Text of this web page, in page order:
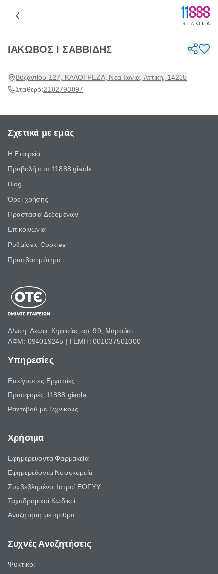
ΙΑΚΩΒΟΣ Ι ΣΑΒΒΙΔΗΣ
Βυζαντίου 127, ΚΑΛΟΓΡΕΖΑ, Νεα Ιωνια, Αττικη, 14235
Σταθερό:2102793097
Σχετικά με εμάς
Η Εταιρεία
Προβολή στο 11888 giaola
Blog
Όροι χρήσης
Προστασία Δεδομένων
Επικοινωνία
Ρυθμίσεις Cookies
Προσβασιμότητα
Δ/νση: Λεωφ. Κηφισίας αρ. 99, Μαρούσι
ΑΦΜ: 094019245 | ΓΕΜΗ: 001037501000
Υπηρεσίες
Επείγουσες Εργασίες
Προσφορές 11888 giaola
Ραντεβού με Τεχνικούς
Χρήσιμα
Εφημερεύοντα Φαρμακεία
Εφημερεύοντα Νοσοκομεία
Συμβεβλημένοι Ιατροί ΕΟΠΥΥ
Ταχυδρομικοί Κωδικοί
Αναζήτηση με αριθμό
Συχνές Αναζητήσεις
Ψυκτικοί